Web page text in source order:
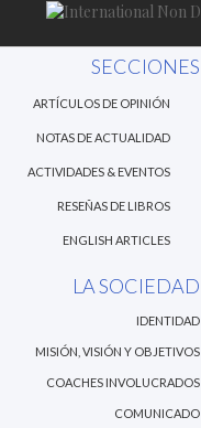
SECCIONES
ARTÍCULOS DE OPINIÓN
NOTAS DE ACTUALIDAD
ACTIVIDADES & EVENTOS
RESEÑAS DE LIBROS
ENGLISH ARTICLES
LA SOCIEDAD
IDENTIDAD
MISIÓN, VISIÓN Y OBJETIVOS
COACHES INVOLUCRADOS
COMUNICADO